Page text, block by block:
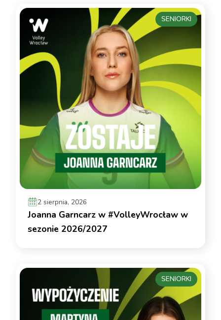
2 sierpnia, 2026
Joanna Garncarz w #VolleyWrocław w
sezonie 2026/2027
SENIORKI
SENIORKI